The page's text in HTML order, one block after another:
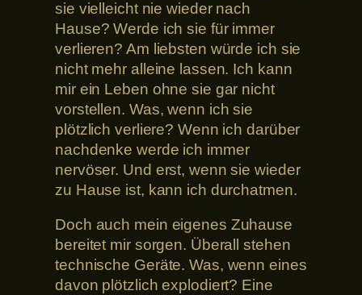
sie vielleicht nie wieder nach
Hause? Werde ich sie für immer
verlieren? Am liebsten würde ich sie
nicht mehr alleine lassen. Ich kann
mir ein Leben ohne sie gar nicht
vorstellen. Was, wenn ich sie
plötzlich verliere? Wenn ich darüber
nachdenke werde ich immer
nervöser. Und erst, wenn sie wieder
zu Hause ist, kann ich durchatmen.
Doch auch mein eigenes Zuhause
bereitet mir sorgen. Überall stehen
technische Geräte. Was, wenn eines
davon plötzlich explodiert? Eine